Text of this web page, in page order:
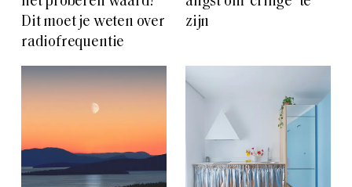
Dit moet je weten over
radiofrequentie
zijn